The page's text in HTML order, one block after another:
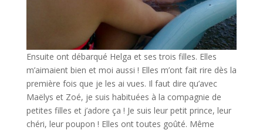
Ensuite ont débarqué Helga et ses trois filles. Elles
m’aimaient bien et moi aussi ! Elles m’ont fait rire dès la
première fois que je les ai vues. Il faut dire qu’avec
Maëlys et Zoé, je suis habituées à la compagnie de
petites filles et j’adore ça ! Je suis leur petit prince, leur
chéri, leur poupon ! Elles ont toutes goûté. Même